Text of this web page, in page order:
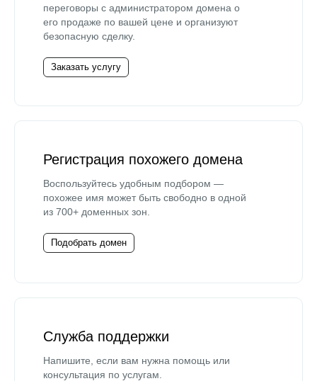
переговоры с администратором домена о
его продаже по вашей цене и организуют
безопасную сделку.
Заказать услугу
Регистрация похожего домена
Воспользуйтесь удобным подбором —
похожее имя может быть свободно в одной
из 700+ доменных зон.
Подобрать домен
Служба поддержки
Напишите, если вам нужна помощь или
консультация по услугам.